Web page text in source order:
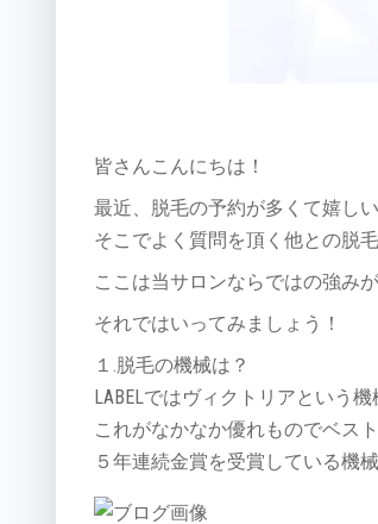
皆さんこんにちは！
最近、脱毛の予約が多くて嬉し
そこでよく質問を頂く他との脱
ここは当サロンならではの強み
それではいってみましょう！
１.脱毛の機械は？
LABELではヴィクトリアという
これがなかなか優れものでベス
５年連続金賞を受賞している機